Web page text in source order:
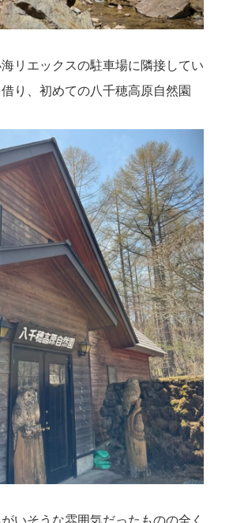
リエックスの駐車場に隣接してい
り、初めての八千穂高原自然園
いそうな雰囲気だったものの全く